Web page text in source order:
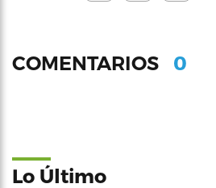
COMENTARIOS 0
Lo Último